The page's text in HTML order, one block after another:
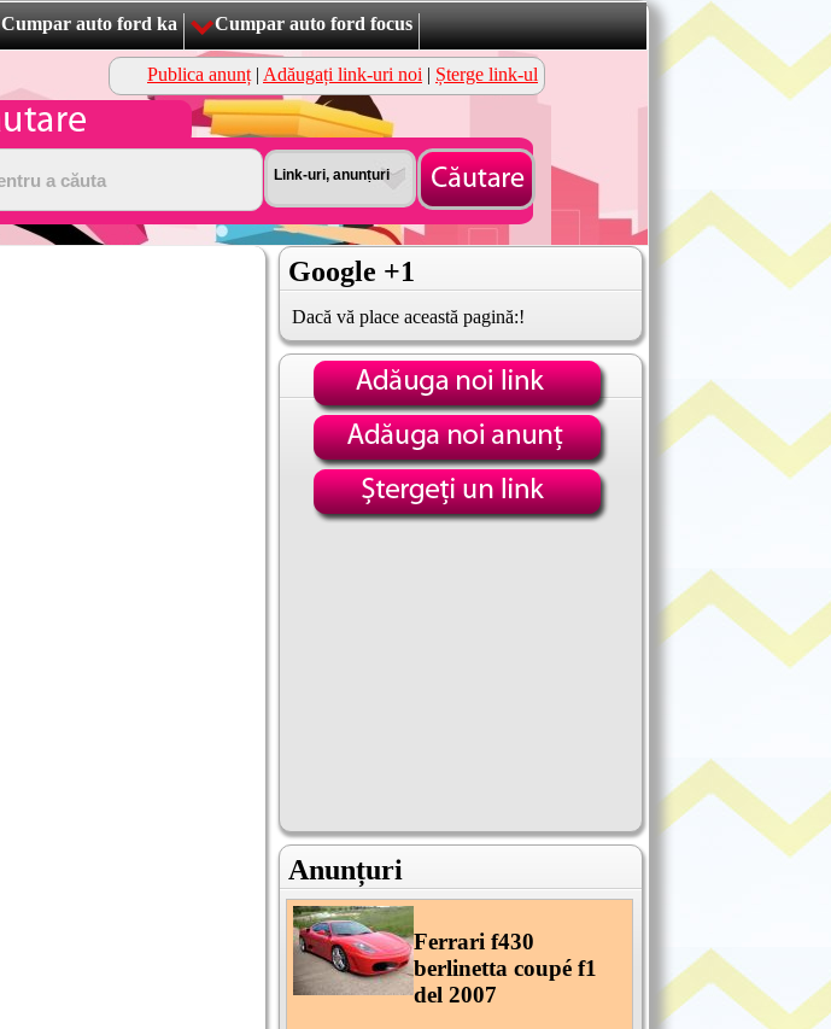
Cumpar auto ford ka Cumpar auto ford focus
Publica anunț | Adăugați link-uri noi | Șterge link-ul
Google +1
Dacă vă place această pagină:!
Anunțuri
Ferrari f430
berlinetta coupé f1
del 2007